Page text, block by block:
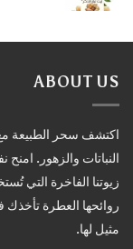
ABOUT US
اكتشف سحر الطبيعة مع
النباتات والزهور.
زيوتنا الفاخرة التي
روائحها العطرة تأخذك
مثيل لها.